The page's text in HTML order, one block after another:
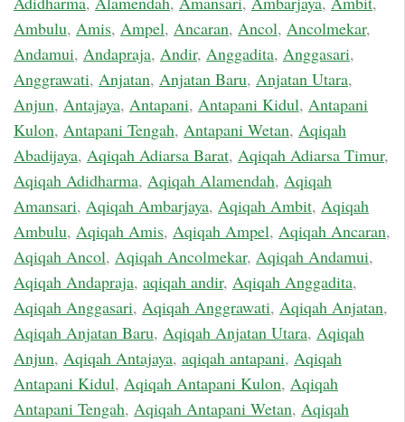
Ambulu, Amis, Ampel, Ancaran, Ancol, Ancolmekar,
Andamui, Andapraja, Andir, Anggadita, Anggasari,
Anggrawati, Anjatan, Anjatan Baru, Anjatan Utara,
Anjun, Antajaya, Antapani, Antapani Kidul, Antapani
Kulon, Antapani Tengah, Antapani Wetan, Aqiqah
Abadijaya, Aqiqah Adiarsa Barat, Aqiqah Adiarsa Timur,
Aqiqah Adidharma, Aqiqah Alamendah, Aqiqah
Amansari, Aqiqah Ambarjaya, Aqiqah Ambit, Aqiqah
Ambulu, Aqiqah Amis, Aqiqah Ampel, Aqiqah Ancaran,
Aqiqah Ancol, Aqiqah Ancolmekar, Aqiqah Andamui,
Aqiqah Andapraja, aqiqah andir, Aqiqah Anggadita,
Aqiqah Anggasari, Aqiqah Anggrawati, Aqiqah Anjatan,
Aqiqah Anjatan Baru, Aqiqah Anjatan Utara, Aqiqah
Anjun, Aqiqah Antajaya, aqiqah antapani, Aqiqah
Antapani Kidul, Aqiqah Antapani Kulon, Aqiqah
Antapani Tengah, Aqiqah Antapani Wetan, Aqiqah